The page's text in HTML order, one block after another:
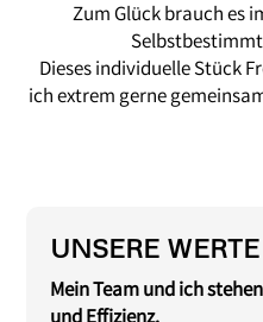
Zum Glück brauch es
Dieses individuelle Stück
ich extrem gerne
UNSERE WERTE
Mein Team und ich